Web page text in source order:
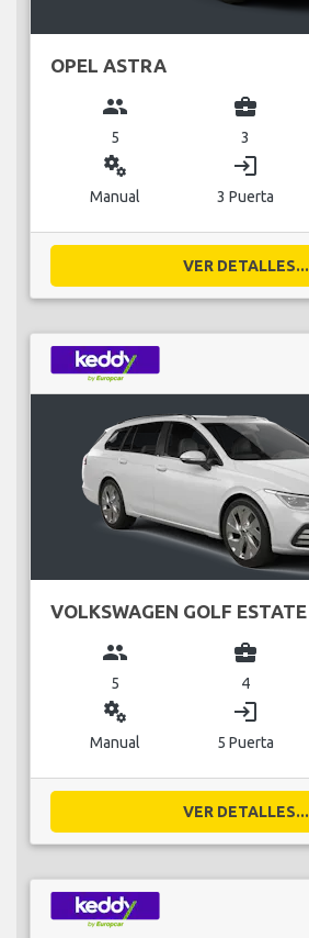
OPEL ASTRA
group
5
business_center
3
miscellaneous_services
Manual
login
3 Puerta
VER DETALLES...
VOLKSWAGEN GOLF ESTATE
group
5
business_center
4
miscellaneous_services
Manual
login
5 Puerta
VER DETALLES...